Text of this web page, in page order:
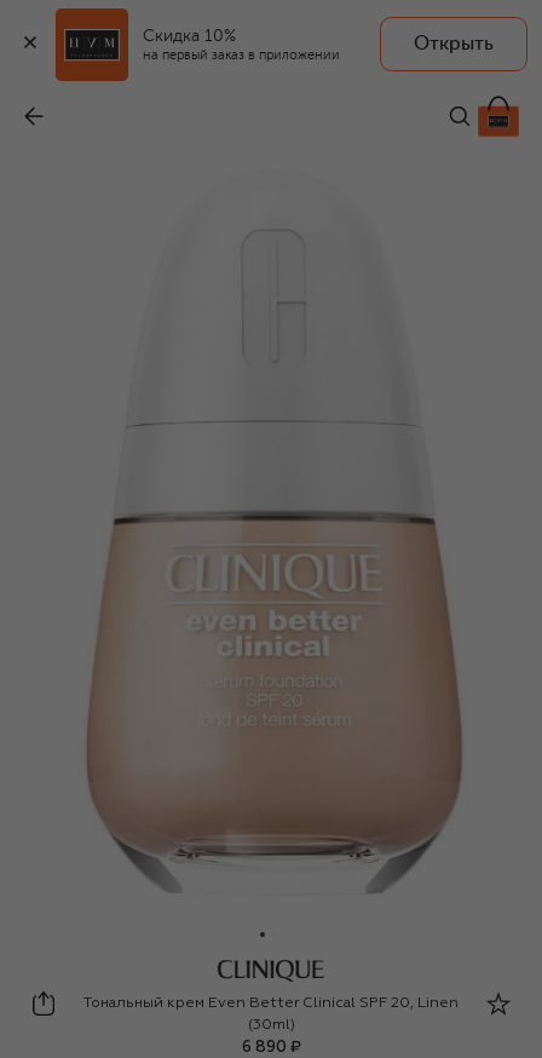
Скидка 10%
на первый заказ в приложении
Открыть
6 890 ₽
Clinique
Тональный крем Even Better Clinical SPF 20, Linen
(30ml)
6 890 ₽